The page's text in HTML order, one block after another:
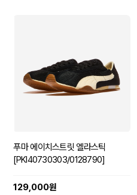
푸마 에이치스트릿 엘라스틱
[PKI40730303/0128790]
129,000원